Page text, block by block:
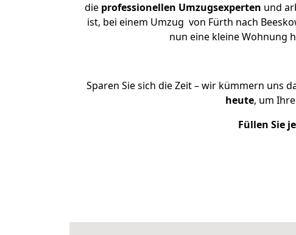
die professionellen Umzugsexperten und
ist, bei einem Umzug von Fürth nach
nun eine kleine Wohnung
Sparen Sie sich die Zeit – wir kümmern uns
heute, um
Füllen Sie